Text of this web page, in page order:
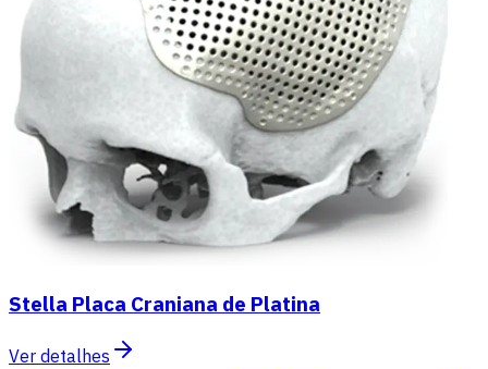
Stella Placa Craniana de Platina
Ver detalhes